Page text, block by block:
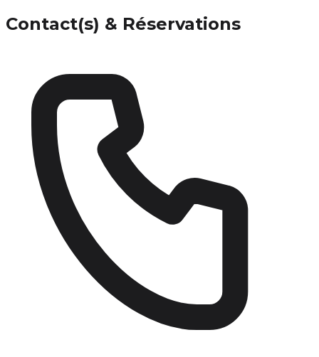
Contact(s) & Réservations